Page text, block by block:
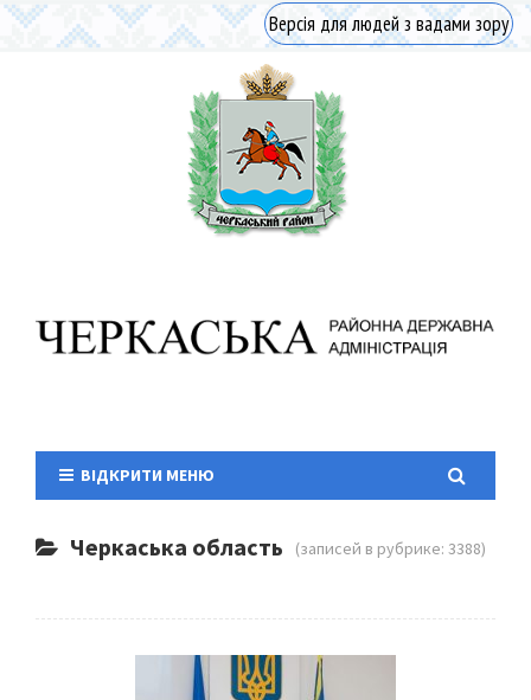
Версія для людей з вадами зору
ВІДКРИТИ МЕНЮ
Черкаська область (записей в рубрике: 3388)